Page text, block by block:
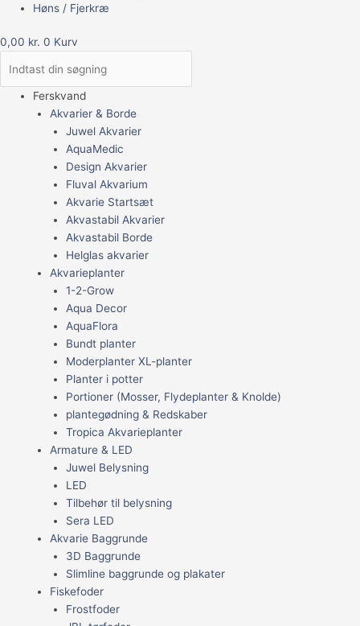
Høns / Fjerkræ
0,00 kr. 0 Kurv
Ferskvand
Akvarier & Borde
Juwel Akvarier
AquaMedic
Design Akvarier
Fluval Akvarium
Akvarie Startsæt
Akvastabil Akvarier
Akvastabil Borde
Helglas akvarier
Akvarieplanter
1-2-Grow
Aqua Decor
AquaFlora
Bundt planter
Moderplanter XL-planter
Planter i potter
Portioner (Mosser, Flydeplanter & Knolde)
plantegødning & Redskaber
Tropica Akvarieplanter
Armature & LED
Juwel Belysning
LED
Tilbehør til belysning
Sera LED
Akvarie Baggrunde
3D Baggrunde
Slimline baggrunde og plakater
Fiskefoder
Frostfoder